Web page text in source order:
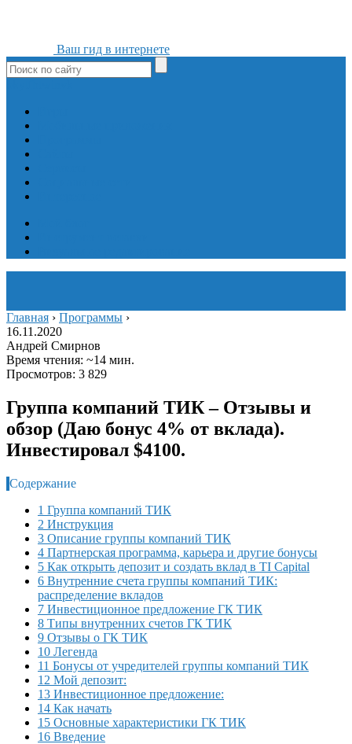
Ваш гид в интернете
Главная › Программы ›
16.11.2020
Андрей Смирнов
Время чтения: ~14 мин.
Просмотров: 3 829
Группа компаний ТИК – Отзывы и
обзор (Даю бонус 4% от вклада).
Инвестировал $4100.
Содержание
1 Группа компаний ТИК
2 Инструкция
3 Описание группы компаний ТИК
4 Партнерская программа, карьера и другие бонусы
5 Как открыть депозит и создать вклад в TI Capital
6 Внутренние счета группы компаний ТИК:
распределение вкладов
7 Инвестиционное предложение ГК ТИК
8 Типы внутренних счетов ГК ТИК
9 Отзывы о ГК ТИК
10 Легенда
11 Бонусы от учредителей группы компаний ТИК
12 Мой депозит:
13 Инвестиционное предложение:
14 Как начать
15 Основные характеристики ГК ТИК
16 Введение